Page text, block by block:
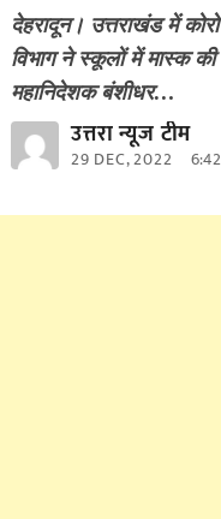
देहरादून। उत्तराखंड में
विभाग ने स्कूलों में मास्क की
महानिदेशक बंशीधर…
उत्तरा न्यूज टीम
29 DEC, 2022